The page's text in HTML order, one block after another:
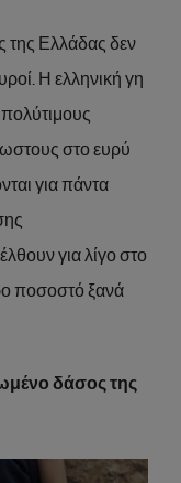
της Ελλάδας δεν
Η ελληνική γη
στο ευρύ
για πάντα
για λίγο στο
ποσοστό ξανά
δάσος της